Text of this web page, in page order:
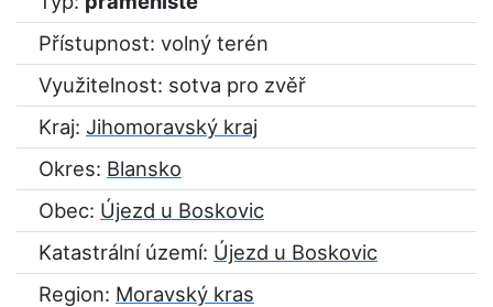
Přístupnost: volný terén
Využitelnost: sotva pro zvěř
Kraj: Jihomoravský kraj
Okres: Blansko
Obec: Újezd u Boskovic
Katastrální území: Újezd u Boskovic
Region: Moravský kras